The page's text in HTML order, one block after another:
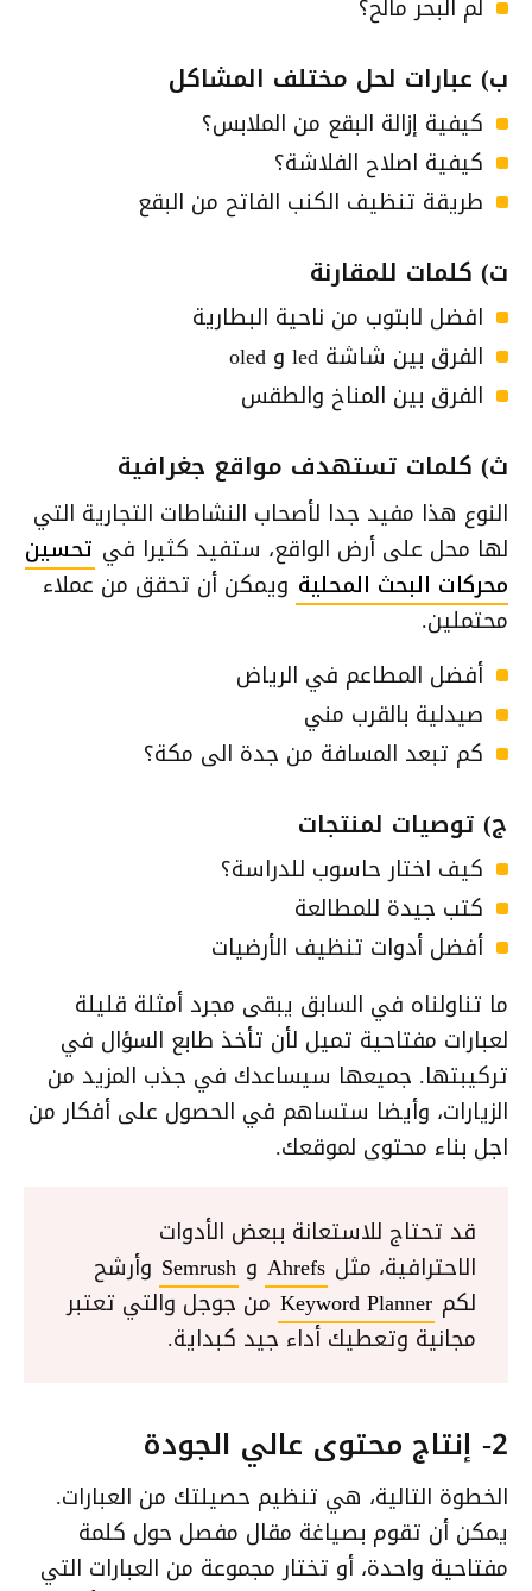
لم البحر مالح؟
ب) عبارات لحل مختلف المشاكل
كيفية إزالة البقع من الملابس؟
كيفية اصلاح الفلاشة؟
طريقة تنظيف الكنب الفاتح من البقع
ت) كلمات للمقارنة
افضل لابتوب من ناحية البطارية
الفرق بين شاشة led و oled
الفرق بين المناخ والطقس
ث) كلمات تستهدف مواقع جغرافية
النوع هذا مفيد جدا لأصحاب النشاطات التجارية التي
لها محل على أرض الواقع، ستفيد كثيرا في تحسين
محركات البحث المحلية ويمكن أن تحقق من عملاء
محتملين.
أفضل المطاعم في الرياض
صيدلية بالقرب مني
كم تبعد المسافة من جدة الى مكة؟
ج) توصيات لمنتجات
كيف اختار حاسوب للدراسة؟
كتب جيدة للمطالعة
أفضل أدوات تنظيف الأرضيات
ما تناولناه في السابق يبقى مجرد أمثلة قليلة
لعبارات مفتاحية تميل لأن تأخذ طابع السؤال في
تركيبتها. جميعها سيساعدك في جذب المزيد من
الزيارات، وأيضا ستساهم في الحصول على أفكار من
اجل بناء محتوى لموقعك.
قد تحتاج للاستعانة ببعض الأدوات
الاحترافية، مثل Ahrefs و Semrush وأرشح
لكم Keyword Planner من جوجل والتي تعتبر
مجانية وتعطيك أداء جيد كبداية.
2- إنتاج محتوى عالي الجودة
الخطوة التالية، هي تنظيم حصيلتك من العبارات.
يمكن أن تقوم بصياغة مقال مفصل حول كلمة
مفتاحية واحدة، أو تختار مجموعة من العبارات التي